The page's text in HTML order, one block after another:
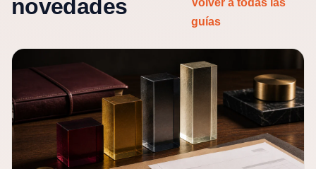
novedades
Volver a todas las
guías